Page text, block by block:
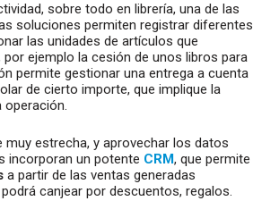
sobre todo en librería, una de las
soluciones permiten registrar diferentes
las unidades de artículos que
ejemplo la cesión de unos libros para
permite gestionar una entrega a cuenta
de cierto importe, que implique la
operación.
estrecha, y aprovechar los datos
incorporan un potente CRM, que permite
a partir de las ventas generadas
canjear por descuentos, regalos.